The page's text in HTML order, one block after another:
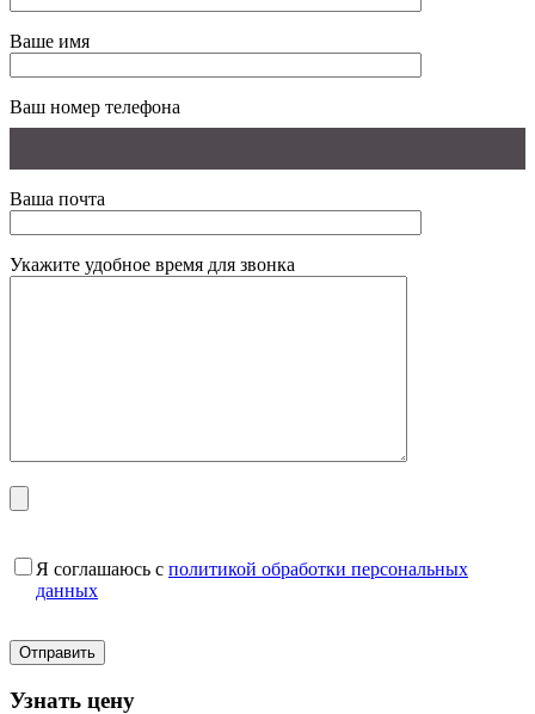
Ваше имя
Ваш номер телефона
Ваша почта
Укажите удобное время для звонка
Я соглашаюсь с политикой обработки персональных
данных
Узнать цену